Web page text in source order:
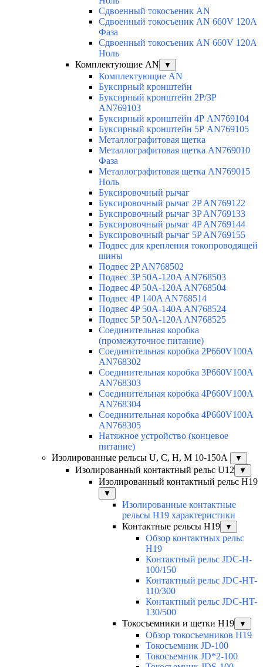
Сдвоенный токосъеник AN
Сдвоенный токосъеник AN 660V 120A
Фаза
Сдвоенный токосъеник AN 660V 120A
Ноль
Комплектующие AN
▼
Комплектующие AN
Буксирный кронштейн
Буксирный кронштейн 2Р/3Р
AN769103
Буксирный кронштейн 4Р AN769104
Буксирный кронштейн 5Р AN769105
Металлографитовая щетка
Металлографитовая щетка AN769010
Фаза
Металлографитовая щетка AN769015
Ноль
Буксировочный рычаг
Буксировочный рычаг 2P AN769122
Буксировочный рычаг 3P AN769133
Буксировочный рычаг 4P AN769144
Буксировочный рычаг 5P AN769155
Подвес для крепления токопроводящей
шины
Подвес 2P AN768502
Подвес 3P 50A-120A AN768503
Подвес 4P 50A-120A AN768504
Подвес 4P 140A AN768514
Подвес 4P 50A-140A AN768524
Подвес 5P 50A-120A AN768525
Соединительная коробка
(промежуточное питание)
Соединительная коробка 2P660V100A
AN768302
Соединительная коробка 3P660V100A
AN768303
Соединительная коробка 4P660V100A
AN768304
Соединительная коробка 4P660V100A
AN768305
Натяжное устройство (концевое
питание)
Изолированные рельсы U, C, H, M 10-150А
▼
Изолированный контактный рельс U12 ▼
Изолированный контактный рельс Н19
▼
Изолированные контактные
рельсы Н19 характеристики
Контактные рельсы H19
▼
Обзор контактных рельс
H19
Контактный рельс JDC-H-
100/150
Контактный рельс JDC-HT-
110/300
Контактный рельс JDC-HT-
130/500
Токосъемники и щетки H19
▼
Обзор токосъемников H19
Токосъемник JD-100
Токосъемник JD*2-100